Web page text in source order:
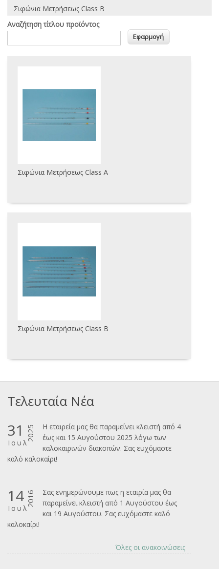
Σιφώνια Μετρήσεως Class B
Αναζήτηση τίτλου προϊόντος
Σιφώνια Μετρήσεως Class A
Σιφώνια Μετρήσεως Class B
Τελευταία Νέα
31
Ιουλ
2025
Η εταιρεία μας θα παραμείνει κλειστή από 4
έως και 15 Αυγούστου 2025 λόγω των
καλοκαιρινών διακοπών. Σας ευχόμαστε
καλ΄΄ο καλοκαίρι!
14
Ιουλ
2016
Σας ενημερώνουμε πως η εταιρία μας θα
παραμείνει κλειστή από 1 Αυγούστου έως
και 19 Αυγούστου. Σας ευχόμαστε καλό
καλοκαίρι!
Όλες οι ανακοινώσεις